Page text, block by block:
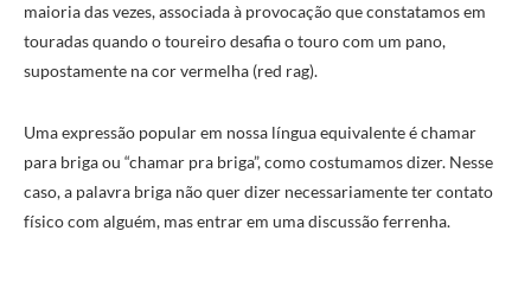
maioria das vezes, associada à provocação que constatamos em
touradas quando o toureiro desafia o touro com um pano,
supostamente na cor vermelha (red rag).
Uma expressão popular em nossa língua equivalente é chamar
para briga ou “chamar pra briga”, como costumamos dizer. Nesse
caso, a palavra briga não quer dizer necessariamente ter contato
físico com alguém, mas entrar em uma discussão ferrenha.